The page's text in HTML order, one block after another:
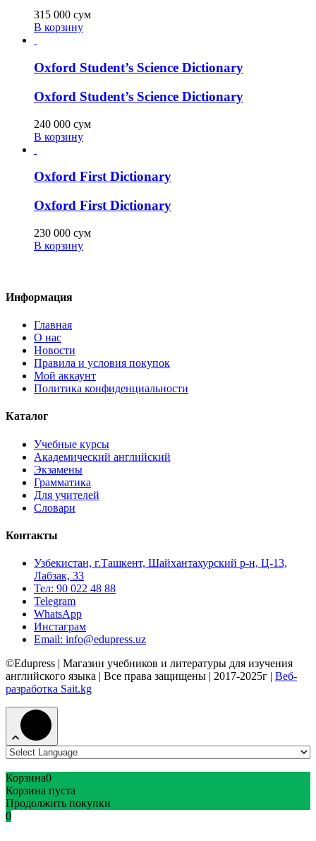
315 000 сум
В корзину
Oxford Student’s Science Dictionary
Oxford Student’s Science Dictionary
240 000 сум
В корзину
Oxford First Dictionary
Oxford First Dictionary
230 000 сум
В корзину
Информация
Главная
О нас
Новости
Правила и условия покупок
Мой аккаунт
Политика конфиденциальности
Каталог
Учебные курсы
Академический английский
Экзамены
Грамматика
Для учителей
Словари
Контакты
Узбекистан, г.Ташкент, Шайхантахурский р-н, Ц-13,
Лабзак, 33
Тел: 90 022 48 88
Telegram
WhatsApp
Инстаграм
Email: info@edupress.uz
©Edupress | Магазин учебников и литературы для изучения
английского языка | Все права защищены | 2017-2025г | Веб-
разработка Sait.kg
Корзина0
Корзина пуста
Продолжить покупки
0